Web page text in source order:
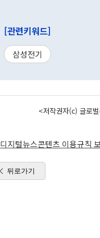
[관련키워드]
삼성전기
<저작권자(c) 글로
디지털뉴스콘텐츠 이용규칙
뒤로가기